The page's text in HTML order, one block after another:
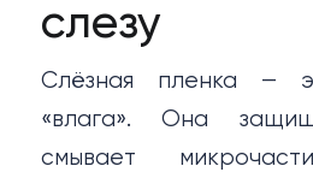
слезу
Слёзная пленка —
«влага». Она
смывает